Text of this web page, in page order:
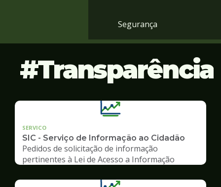
Segurança
Transparência
SERVICO
SIC - Serviço de Informação ao Cidadão
Pedidos de solicitação de informação
pertinentes à Lei de Acesso a Informação